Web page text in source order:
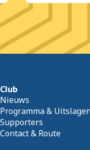
Club
Nieuws
Programma &
Supporters
Contact & Route